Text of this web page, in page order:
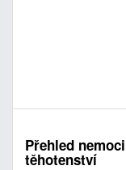
Přehled
těhotenství